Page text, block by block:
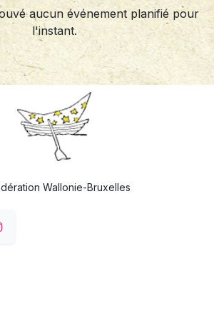
aucun événement planifié pour
l'instant.
Wallonie-Bruxelles